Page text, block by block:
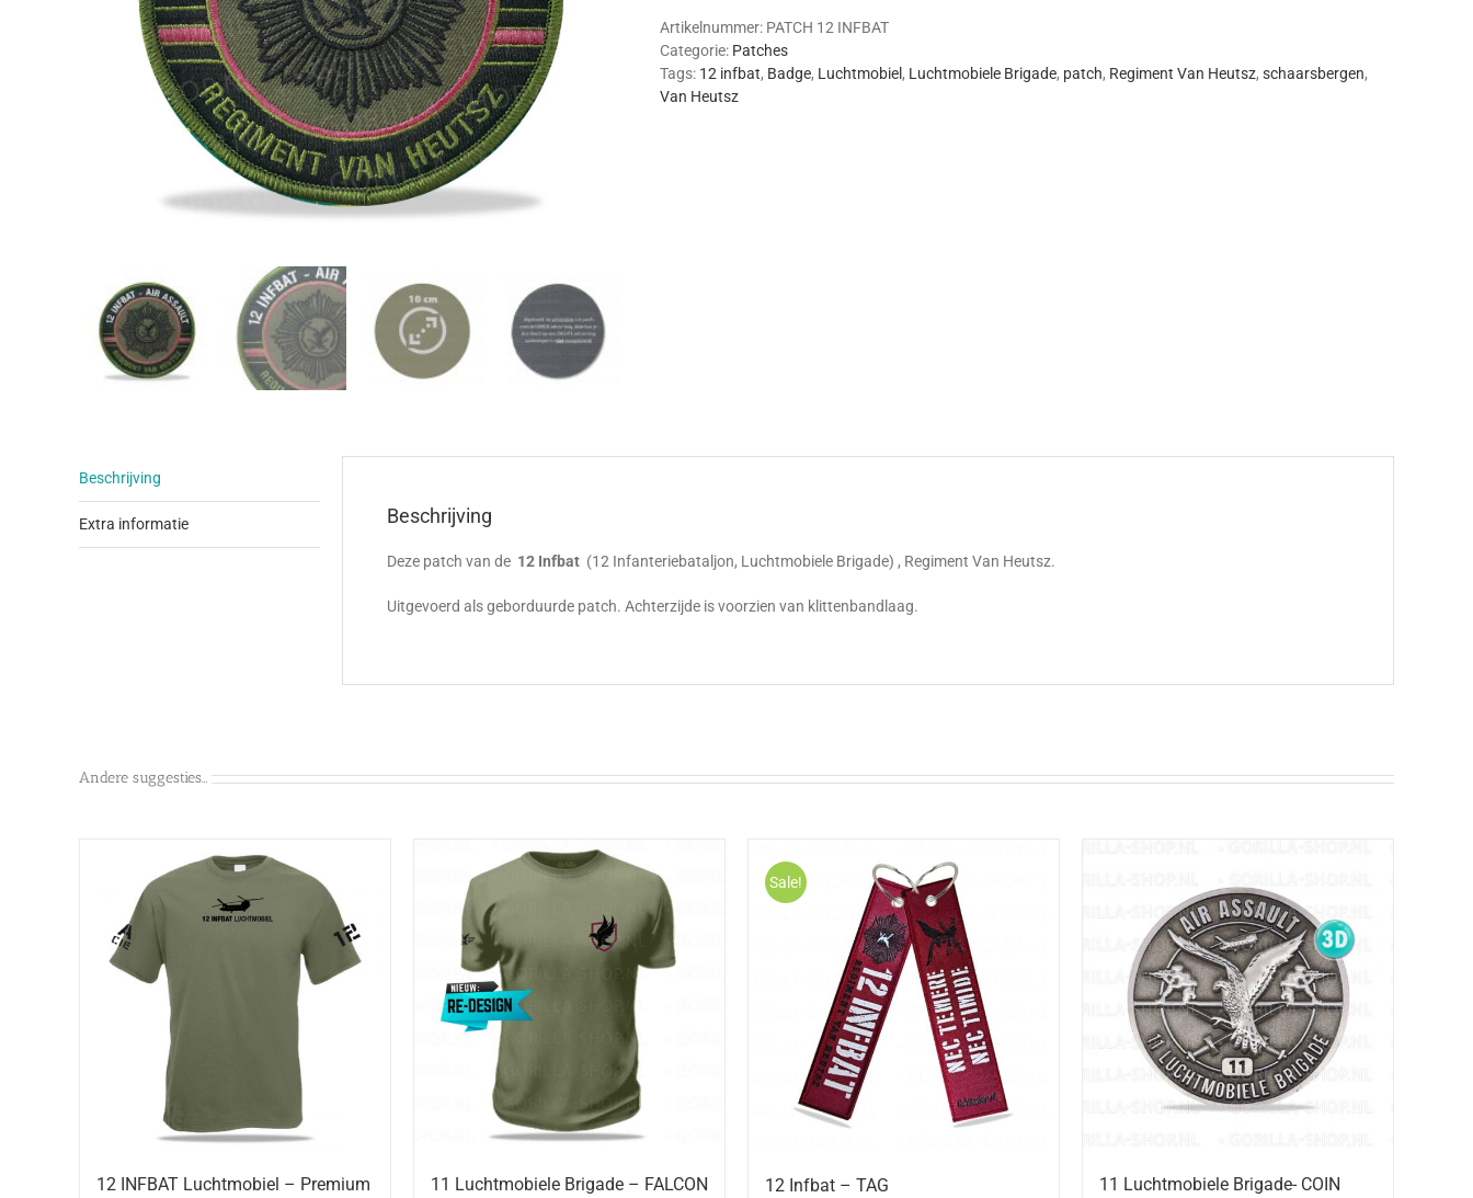
Artikelnummer: PATCH 12 INFBAT
Categorie: Patches
Tags: 12 infbat, Badge, Luchtmobiel , Luchtmobiele Brigade, patch, Regiment Van Heutsz, schaarsbergen,
Van Heutsz
Beschrijving
Extra informatie Beschrijving
Deze patch van de 12 Infbat (12 Infanteriebataljon, Luchtmobiele Brigade) , Regiment Van Heutsz.
Uitgevoerd als geborduurde patch. Achterzijde is voorzien van klittenbandlaag.
Andere suggesties…
12 INFBAT Luchtmobiel – Premium
11 Luchtmobiele Brigade – FALCON
Sale!
12 Infbat – TAG 11 Luchtmobiele Brigade- COIN